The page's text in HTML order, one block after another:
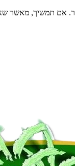
אם תמשיך, מאשר